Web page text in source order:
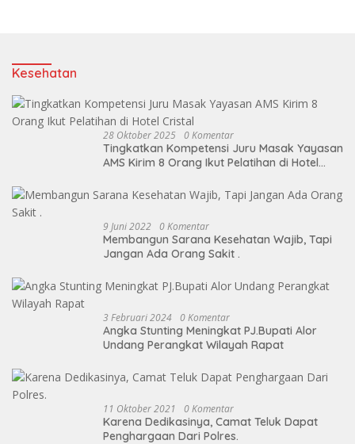
Kesehatan
28 Oktober 2025 0 Komentar
Tingkatkan Kompetensi Juru Masak Yayasan
AMS Kirim 8 Orang Ikut Pelatihan di Hotel
9 Juni 2022 0 Komentar
Membangun Sarana Kesehatan Wajib, Tapi
Jangan Ada Orang Sakit .
3 Februari 2024 0 Komentar
Angka Stunting Meningkat PJ.Bupati Alor
Undang Perangkat Wilayah Rapat
11 Oktober 2021 0 Komentar
Karena Dedikasinya, Camat Teluk Dapat
Penghargaan Dari Polres.